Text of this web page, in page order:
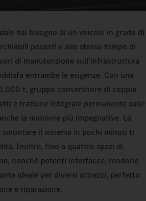
hai bisogno di un veicolo in grado di
pesanti e allo stesso tempo di
di manutenzione sull'infrastruttura
entrambe le esigenze. Con una
t, gruppo convertitore di coppia
e trazione integrale permanente sulle
le manovre più impegnative. La
il sistema in pochi minuti ti
Inoltre, fino a quattro spazi di
nonché potenti interfacce, rendono
ideale per diversi attrezzi, perfetto
e riparazione.